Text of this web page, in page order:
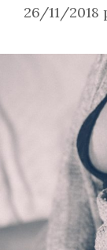
26/11/2018